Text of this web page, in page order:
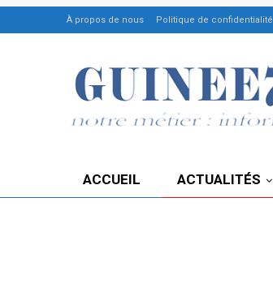
À propos de nous Politique de confidentialité
ACCUEIL ACTUALITÉS